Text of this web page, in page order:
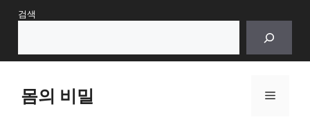
Skip검색
몸의 비밀 Menu